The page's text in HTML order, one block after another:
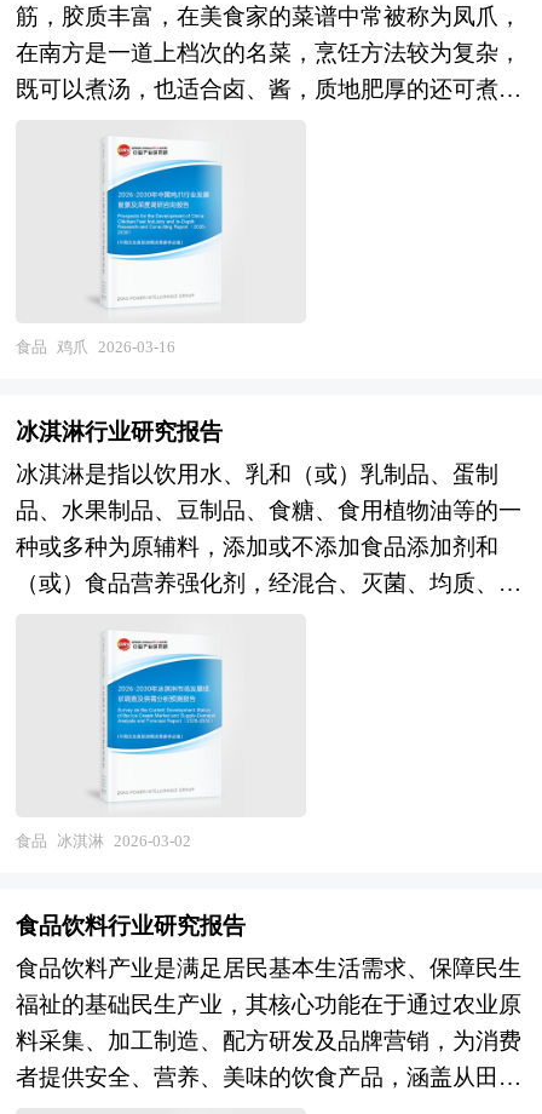
制品、方便食品、休闲食品等大类，按照消费场景
则形成居家消费、餐饮消费、户外即饮、礼品馈赠
等多元矩阵。随着居民收入提升与消费观念转变，
食品饮料产业正从温饱型供给向品质型、健康型、
体验型消费转型，其产业边界不断向功能性食品、
植物基替代、可持续包装、食品科技等新兴领域延
伸。 当前，中国食品饮料产业正处于结构优化与
动能转换的关键转型期。经过多年的市场化发展与
产业集聚，我国已成为全球最大的食品饮料生产国
与消费国，产业规模稳居世界前列，供应链体系完
起市场优势，电商渠道与新零售模式重塑流通格
局。未来，中国食品饮料产业将在"扩大内需战
略"与"健康中国建设"的双重驱动下，进入品质升
级与创新发展的新阶段。从市场前景看，中等收入
群体扩容与消费理性化推动品质与性价比兼顾的品
牌成长，县域经济与下沉市场激活打开增量空间，
预制菜、即食食品、功能性饮料等新品类满足快节
奏生活需求，国潮文化崛起与本土原料价值挖掘创
造差异化溢价，预计产业将保持稳健增长，结构优
化与价值创造超越规模扩张。产业格局层面，具备
研发创新能力、供应链掌控力、数字化运营能力及
可持续发展实践的头部企业集团将通过并购重组与
合（科技、医药、文化、农业）催生新型食品饮料
企业，而产品同质化、质量失控、环保不达标的企
业将加速淘汰。 本研究咨询报告由中研普华咨询
公司领衔撰写，在大量周密的市场调研基础上，主
要依据了国家统计局、国家商务部、国家发改委、
筋，胶质丰富，在美食家的菜谱中常被称为凤爪，
在南方是一道上档次的名菜，烹饪方法较为复杂，
既可以煮汤，也适合卤、酱，质地肥厚的还可煮熟
维生素等营养物质，具有软化血管、养颜护肤等功
效，不过胆固醇和脂肪含量较高，建议适量食用并
选择健康的烹饪方式。 2026年，鸡爪相关的食品
安全问题成为社会热点，央视“3•15”晚会曝光了多
条触目惊心的黑产链条，部分企业为追求鸡爪白净
饱满的卖相，违规使用工业级过氧化氢或工业烧碱
乱不堪，鸡爪直接裸露堆放在潮湿肮脏的地面，甚
准。涉事企业不仅包括生产厂家，还有违规供应无
标签过氧化氢的上游药企，相关产品已被多地市场
监管部门查封下架，涉事企业被责令停产停业并接
受深入调查。 本报告利用中研普华长期对鸡爪行
业市场跟踪搜集的一手市场数据，同时依据国家统
计局、国家商务部、国家发改委、国务院发展研究
中心、行业协会、中国行业研究网、全国及海外专
业研究机构提供的大量权威资料，采用与国际同步
的科学分析模型，全面而准确地为您从行业的整体
高度来架构分析体系。让您全面、准确地把握整个
鸡爪行业的市场走向和发展趋势。 报告对中国鸡
状况、市场供需、竞争格局、标杆企业、发展趋
势、机会风险、发展策略与投资建议等进行了分
析，并重点分析了我国鸡爪行业将面临的机遇与挑
战。报告将帮助鸡爪企业、学术科研单位、投资企
业准确了解鸡爪行业最新发展动向，及早发现鸡爪
食品 鸡爪 2026-03-16
冰淇淋行业研究报告
冰淇淋是指以饮用水、乳和（或）乳制品、蛋制
品、水果制品、豆制品、食糖、食用植物油等的一
种或多种为原辅料，添加或不添加食品添加剂和
（或）食品营养强化剂，经混合、灭菌、均质、老
品，是乳制品行业与休闲食品产业交叉的重要细分
赛道。其产业范畴涵盖传统冰淇淋（硬冰淇淋、软
冰淇淋）、雪糕、雪泥、冰棍、食用冰及近年兴起
的植物基冰淇淋、功能性冰淇淋、手工冰淇淋、文
创冰淇淋等创新品类，涉及食品科学、冷链物流、
品牌营销、工业设计等多学科交叉融合，具有季节
的显著特征。作为消暑解渴与休闲享受的双重载
求，更是社交分享、文化表达、情绪疗愈的重要媒
介，其产业属性兼具快消品的规模经济性与时尚消
费品的创新性的双重特质。 当前，中国冰淇淋市
场正处于消费升级深化与竞争格局重构的关键转型
食品 冰淇淋 2026-03-02
食品饮料行业研究报告
食品饮料产业是满足居民基本生活需求、保障民生
福祉的基础民生产业，其核心功能在于通过农业原
料采集、加工制造、配方研发及品牌营销，为消费
者提供安全、营养、美味的饮食产品，涵盖从田间